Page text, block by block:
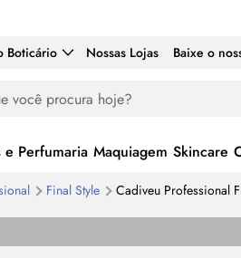
Boticário Nossas Lojas Baixe o
e Perfumaria Maquiagem Skincare
Final Style
Cadiveu Professional